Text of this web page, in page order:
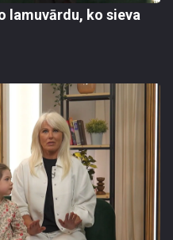
lamuvārdu, ko sieva